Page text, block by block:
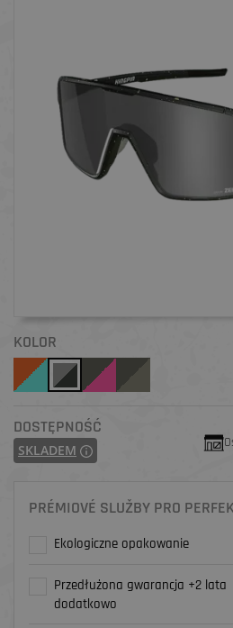
KOLOR
DOSTĘPNOŚĆ
SKLADEM
PRÉMIOVÉ SLUŽBY PRO
Ekologiczne opakowanie
Przedłużona gwarancja +2 lata
dodatkowo